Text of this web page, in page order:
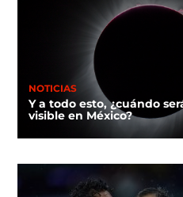
NOTICIAS
Y a todo esto, ¿cuándo
visible en México?